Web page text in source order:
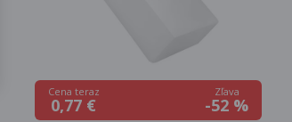
Cena teraz
0,77 €
Zľava
-52 %